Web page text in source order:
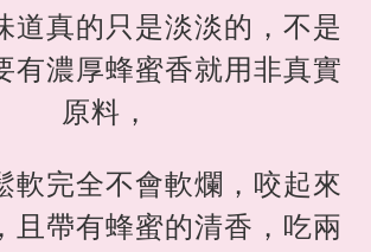
道真的只是淡淡的，不是
有濃厚蜂蜜香就用非真實
原料，
軟完全不會軟爛，咬起來
且帶有蜂蜜的清香，吃兩